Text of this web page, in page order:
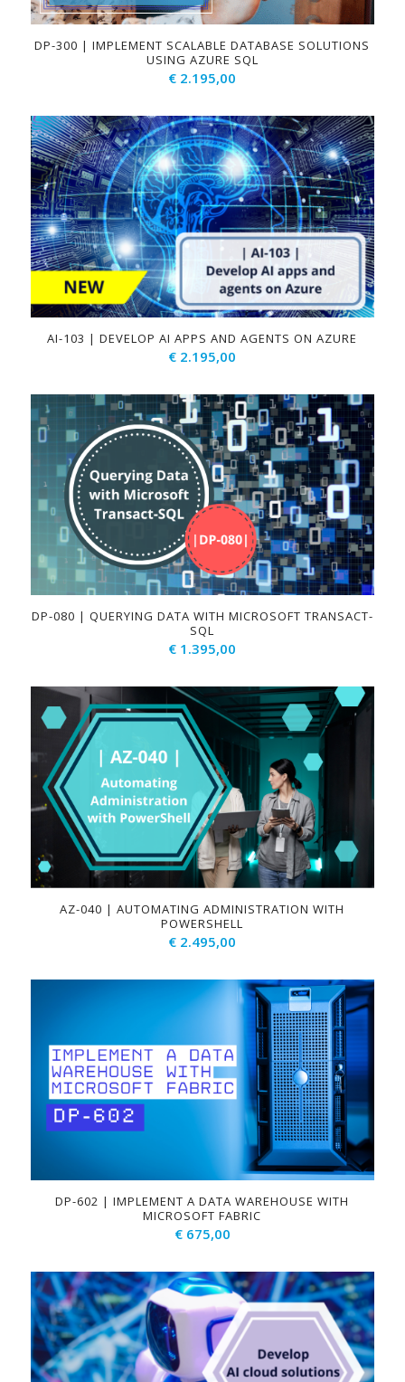
DP-300 | IMPLEMENT SCALABLE DATABASE SOLUTIONS
USING AZURE SQL
€ 2.195,00
AI-103 | DEVELOP AI APPS AND AGENTS ON AZURE
€ 2.195,00
DP-080 | QUERYING DATA WITH MICROSOFT TRANSACT-
SQL
€ 1.395,00
AZ-040 | AUTOMATING ADMINISTRATION WITH
POWERSHELL
€ 2.495,00
DP-602 | IMPLEMENT A DATA WAREHOUSE WITH
MICROSOFT FABRIC
€675,00